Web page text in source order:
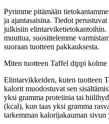
Pyrimme pitämään
ja ajantasaisina. Tiedot
julkisiin elintarviketietokantoihin.
muuttua, suosittelemme
suoraan tuotteen pakkauksesta.
Miten tuotteen Taffel dippi
Elintarvikkeiden, kuten tuotteen
kalorit muodostuvat sen
yksi gramma proteiinia tai
(kcal), kun taas yksi gramma
tarkemman kalorijakauman sivun